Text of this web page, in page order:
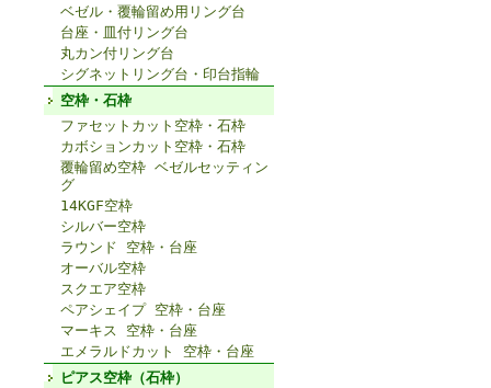
ベゼル・覆輪留め用リング台
台座・皿付リング台
丸カン付リング台
シグネットリング台・印台指輪
空枠・石枠
ファセットカット空枠・石枠
カボションカット空枠・石枠
覆輪留め空枠 ベゼルセッティン
グ
14KGF空枠
シルバー空枠
ラウンド 空枠・台座
オーバル空枠
スクエア空枠
ペアシェイプ 空枠・台座
マーキス 空枠・台座
エメラルドカット 空枠・台座
ピアス空枠（石枠）